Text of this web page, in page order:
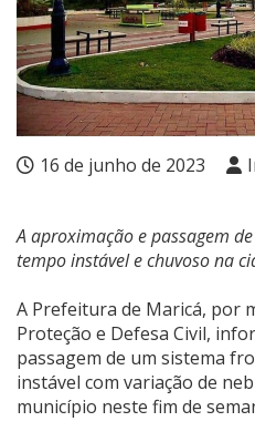
16 de junho de 2023
A aproximação e passagem
tempo instável e chuvoso na
A Prefeitura de Maricá, por
Proteção e Defesa Civil,
passagem de um sistema
instável com variação de
município neste fim de